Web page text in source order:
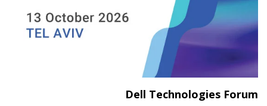
Dell Technologies Forum